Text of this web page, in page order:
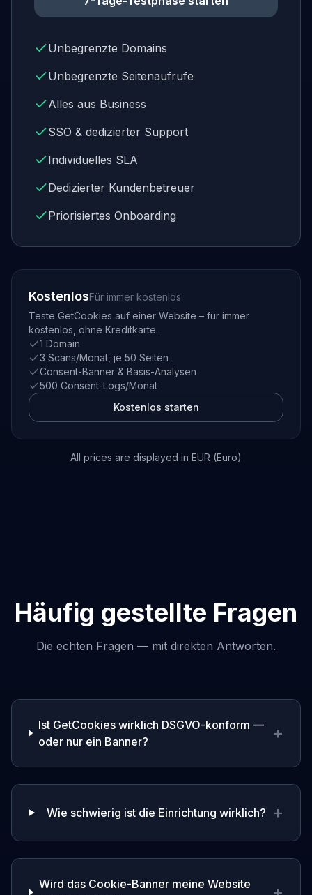
Unbegrenzte Domains
Unbegrenzte Seitenaufrufe
Alles aus Business
SSO & dedizierter Support
Individuelles SLA
Dedizierter Kundenbetreuer
Priorisiertes Onboarding
KostenlosFür immer kostenlos
Teste GetCookies auf einer Website – für immer
kostenlos, ohne Kreditkarte.
1 Domain
3 Scans/Monat, je 50 Seiten
Consent-Banner & Basis-Analysen
500 Consent-Logs/Monat
Kostenlos starten
All prices are displayed in EUR (Euro)
Häufig gestellte Fragen
Die echten Fragen — mit direkten Antworten.
Ist GetCookies wirklich DSGVO-konform —
oder nur ein Banner?
+
Wie schwierig ist die Einrichtung wirklich? +
Wird das Cookie-Banner meine Website